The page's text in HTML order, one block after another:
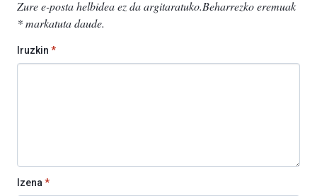
Zure e-posta helbidea ez da argitaratuko.Beharrezko eremuak
*markatuta daude.
Iruzkin *
Izena *